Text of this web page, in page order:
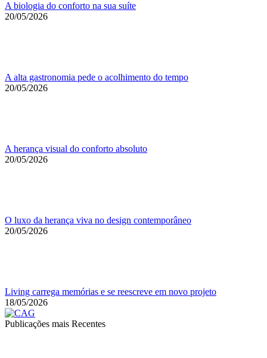
A biologia do conforto na sua suíte
20/05/2026
A alta gastronomia pede o acolhimento do tempo
20/05/2026
A herança visual do conforto absoluto
20/05/2026
O luxo da herança viva no design contemporâneo
20/05/2026
Living carrega memórias e se reescreve em novo projeto
18/05/2026
Publicações mais Recentes